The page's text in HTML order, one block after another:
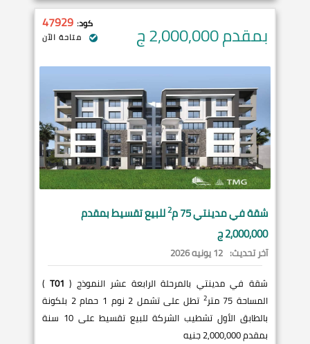
بمقدم 2,000,000 ج كود: 47929
متاحة الآن
شقة فيمدينتي75 م 2للبيع تقسيط بمقدم
2,000,000 ج
آخر تحديث: 12 يونيه 2026
شقة في مدينتي بالمرحلة الرابعة عشر النموذج ( T01
)
المساحة 75 متر
2
تطل على تشمل 2 نوم 1 حمام 2 بلكونة
بالطابق الأول تشطيب الشركة للبيع تقسيط على 10 سنة
بمقدم 2,000,000 جنيه